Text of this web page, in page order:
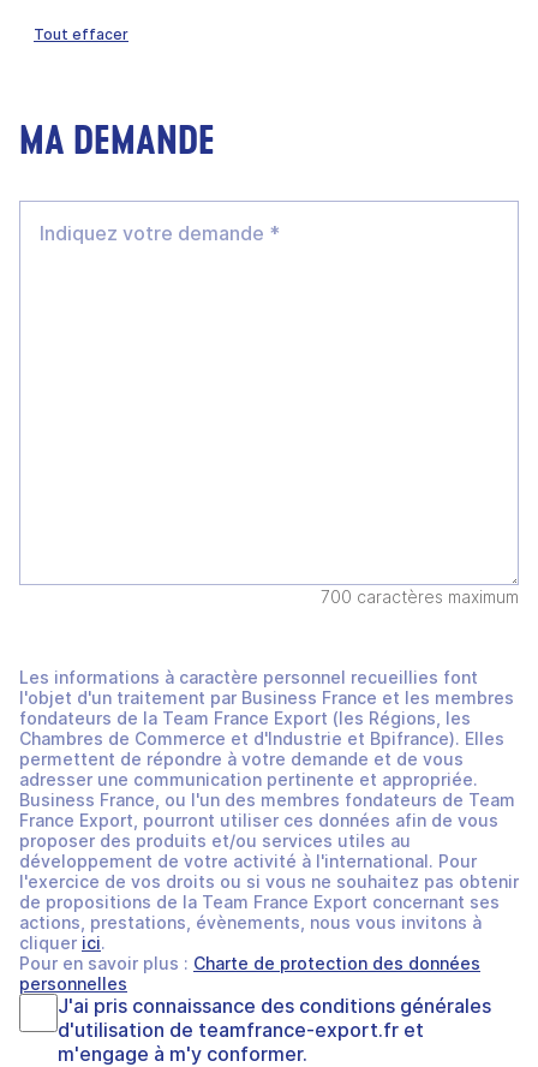
Tout effacer
MA DEMANDE
700 caractères maximum
Les informations à caractère personnel recueillies font
l'objet d'un traitement par Business France et les membres
fondateurs de la Team France Export (les Régions, les
Chambres de Commerce et d'Industrie et Bpifrance). Elles
permettent de répondre à votre demande et de vous
adresser une communication pertinente et appropriée.
Business France, ou l'un des membres fondateurs de Team
France Export, pourront utiliser ces données afin de vous
proposer des produits et/ou services utiles au
développement de votre activité à l'international. Pour
l'exercice de vos droits ou si vous ne souhaitez pas obtenir
de propositions de la Team France Export concernant ses
actions, prestations, évènements, nous vous invitons à
cliquer ici.
Pour en savoir plus : Charte de protection des données
personnelles
J'ai pris connaissance des conditions générales
d'utilisation de teamfrance-export.fr et
m'engage à m'y conformer.